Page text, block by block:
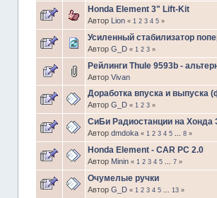
Honda Element 3" Lift-Kit
Автор Lion « 1 2 3 4 5»
Усиленный стабилизатор
Автор G_D « 1 2 3»
Рейлинги Thule 9593b -
Автор Vivan
Доработка впуска и выпуска
Автор G_D « 1 2 3»
СиБи Радиостанции на Хонда
Автор dmdoka « 1 2 3 4 5 ... 8»
Honda Element - CAR PC 2.0
Автор Minin « 1 2 3 4 5 ... 7»
Очумелые ручки
Автор G_D « 1 2 3 4 5 ... 13»